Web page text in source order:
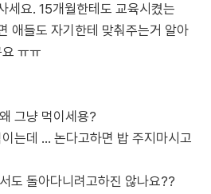
세요. 15개월한테도 교육시켰는
애들도 자기한테 맞춰주는거 알아
ㅠㅠ
그냥 먹이세용?
는데 … 논다고하면 밥 주지마시고
도 돌아다니려고하진 않나요??